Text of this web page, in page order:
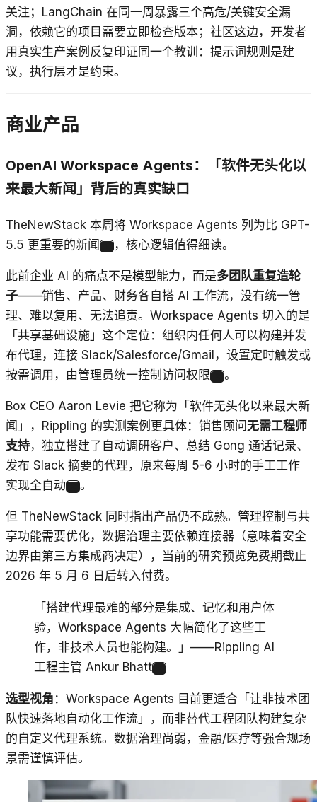
关注；LangChain 在同一周暴露三个高危/关键安全漏
洞，依赖它的项目需要立即检查版本；社区这边，开发者
用真实生产案例反复印证同一个教训：提示词规则是建
议，执行层才是约束。
商业产品
OpenAI Workspace Agents：「软件无头化以
来最大新闻」背后的真实缺口
TheNewStack 本周将 Workspace Agents 列为比 GPT-
5.5 更重要的新闻
，核心逻辑值得细读。
此前企业 AI 的痛点不是模型能力，而是多团队重复造轮
子——销售、产品、财务各自搭 AI 工作流，没有统一管
理、难以复用、无法追责。Workspace Agents 切入的是
「共享基础设施」这个定位：组织内任何人可以构建并发
布代理，连接 Slack/Salesforce/Gmail，设置定时触发或
按需调用，由管理员统一控制访问权限
。
Box CEO Aaron Levie 把它称为「软件无头化以来最大新
闻」，Rippling 的实测案例更具体：销售顾问无需工程师
支持，独立搭建了自动调研客户、总结 Gong 通话记录、
发布 Slack 摘要的代理，原来每周 5-6 小时的手工工作
实现全自动
。
但 TheNewStack 同时指出产品仍不成熟。管理控制与共
享功能需要优化，数据治理主要依赖连接器（意味着安全
边界由第三方集成商决定），当前的研究预览免费期截止
2026 年 5 月 6 日后转入付费。
「搭建代理最难的部分是集成、记忆和用户体
验，Workspace Agents 大幅简化了这些工
作，非技术人员也能构建。」——Rippling AI
工程主管 Ankur Bhatt
选型视角 ：Workspace Agents 目前更适合「让非技术团
队快速落地自动化工作流」，而非替代工程团队构建复杂
的自定义代理系统。数据治理尚弱，金融/医疗等强合规场
景需谨慎评估。